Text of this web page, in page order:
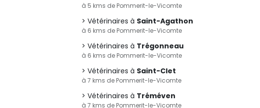
à 5 kms de Pommerit-le-Vicomte
Vétérinaires à Saint-Agathon
à 6 kms de Pommerit-le-Vicomte
Vétérinaires à Trégonneau
à 6 kms de Pommerit-le-Vicomte
Vétérinaires à Saint-Clet
à 7 kms de Pommerit-le-Vicomte
Vétérinaires à Tréméven
à 7 kms de Pommerit-le-Vicomte